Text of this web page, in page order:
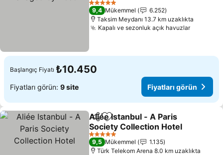
Fiyatları görün
5 Yıldız
9,4 Mükemmel
6.252
Taksim Meydanı 13.7 km uzaklıkta
Kapalı ve sezonluk açık havuzlar
Başlangıç Fiyatı ₺10.450
Fiyatları görün: 9 site Fiyatları görün
PaylaşFavorilerime ekle
Aliée Istanbul - A Paris
Society Collection Hotel
Fiyatları görün
5 Yıldız
9,5 Mükemmel
1.135
Türk Telekom Arena 8.0 km uzaklıkta